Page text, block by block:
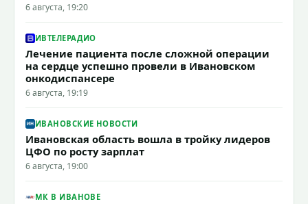
6 августа, 19:20
ИВТЕЛЕРАДИО
Лечение пациента после сложной операции
на сердце успешно провели в Ивановском
онкодиспансере
6 августа, 19:19
ИВАНОВСКИЕ НОВОСТИ
Ивановская область вошла в тройку лидеров
ЦФО по росту зарплат
6 августа, 19:00
МК В ИВАНОВЕ